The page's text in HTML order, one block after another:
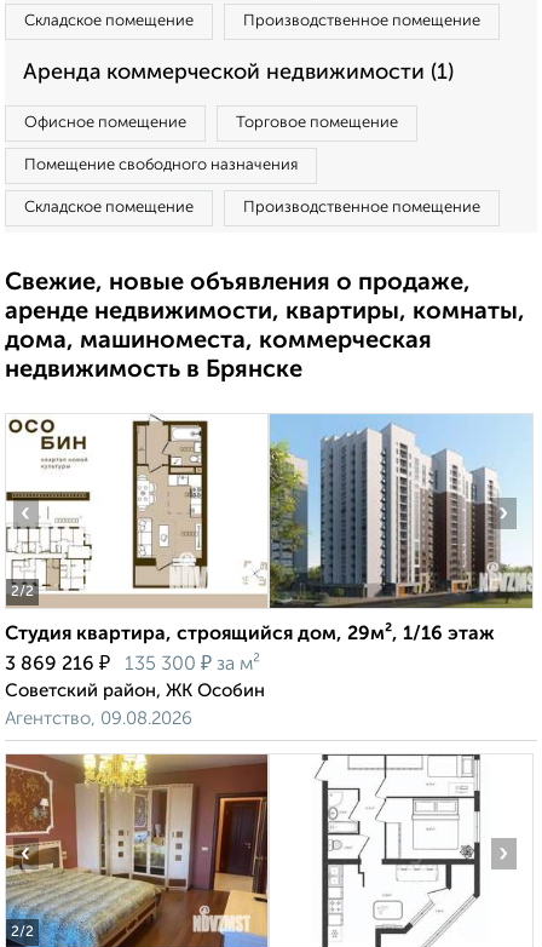
Складское помещение Производственное помещение
Аренда коммерческой недвижимости (1)
Офисное помещение Торговое помещение
Помещение свободного назначения
Складское помещение Производственное помещение
Свежие, новые объявления о продаже,
аренде недвижимости, квартиры, комнаты,
дома, машиноместа, коммерческая
недвижимость в Брянске
2/2
‹ ›
Студия квартира, строящийся дом, 29м², 1/16 этаж
3 869 216 ₽ 135 300 ₽ за м²
Советский район, ЖК Особин
Агентство, 09.08.2026
2/2
‹ ›